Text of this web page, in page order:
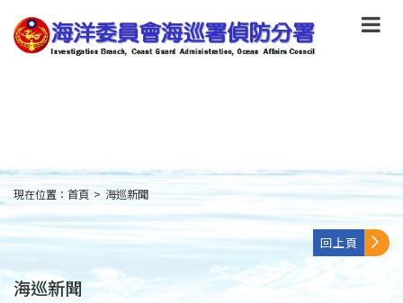
到
主
要
:::
現在位置： 首頁 > 海巡新聞
回上頁
海巡新聞